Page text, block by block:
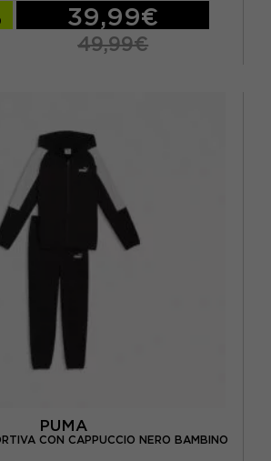
39,99€
49,99€
PUMA
CON CAPPUCCIO NERO BAMBINO